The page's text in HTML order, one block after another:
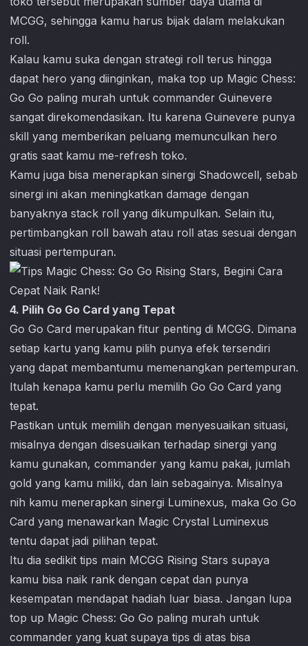
MCGG, sehingga kamu harus bijak dalam melakukan
roll.
Kalau kamu suka dengan strategi roll terus hingga
dapat hero yang diinginkan, maka top up Magic Chess:
Go Go paling murah untuk commander Guinevere
sangat direkomendasikan. Itu karena Guinevere punya
skill yang memberikan peluang memunculkan hero
gratis saat kamu me-refresh toko.
Kamu juga bisa menerapkan sinergi Shadowcell, sebab
sinergi ini akan meningkatkan damage dengan
banyaknya stack roll yang dikumpulkan. Selain itu,
pertimbangkan roll bawah atau roll atas sesuai dengan
situasi pertempuran.
4. Pilih Go Go Card yang Tepat
Go Go Card merupakan fitur penting di MCGG. Dimana
setiap kartu yang kamu pilih punya efek tersendiri
yang dapat membantumu memenangkan pertempuran.
Itulah kenapa kamu perlu memilih Go Go Card yang
tepat.
Pastikan untuk memilih dengan menyesuaikan situasi,
misalnya dengan disesuaikan terhadap sinergi yang
kamu gunakan, commander yang kamu pakai, jumlah
gold yang kamu miliki, dan lain sebagainya. Misalnya
nih kamu menerapkan sinergi Luminexus, maka Go Go
Card yang menawarkan Magic Crystal Luminexus
tentu dapat jadi pilihan tepat.
Itu dia sedikit tips main MCGG Rising Stars supaya
kamu bisa naik rank dengan cepat dan punya
kesempatan mendapat hadiah luar biasa. Jangan lupa
top up Magic Chess: Go Go paling murah untuk
commander yang kuat supaya tips di atas bisa